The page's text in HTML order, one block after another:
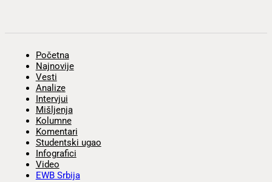
Početna
Najnovije
Vesti
Analize
Intervjui
Mišljenja
Kolumne
Komentari
Studentski ugao
Infografici
Video
EWB Srbija